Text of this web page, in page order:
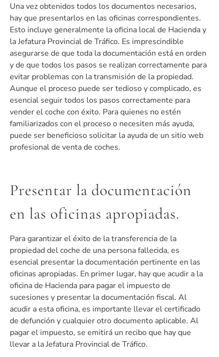
Una vez obtenidos todos los documentos necesarios,
hay que presentarlos en las oficinas correspondientes.
Esto incluye generalmente la oficina local de Hacienda y
la Jefatura Provincial de Tráfico. Es imprescindible
asegurarse de que toda la documentación está en orden
y de que todos los pasos se realizan correctamente para
evitar problemas con la transmisión de la propiedad.
Aunque el proceso puede ser tedioso y complicado, es
esencial seguir todos los pasos correctamente para
vender el coche con éxito. Para quienes no estén
familiarizados con el proceso o necesiten más ayuda,
puede ser beneficioso solicitar la ayuda de un sitio web
profesional de venta de coches.
Presentar la documentación
en las oficinas apropiadas.
Para garantizar el éxito de la transferencia de la
propiedad del coche de una persona fallecida, es
esencial presentar la documentación pertinente en las
oficinas apropiadas. En primer lugar, hay que acudir a la
oficina de Hacienda para pagar el impuesto de
sucesiones y presentar la documentación fiscal. Al
acudir a esta oficina, es importante llevar el certificado
de defunción y cualquier otro documento aplicable. Al
pagar el impuesto, se emitirá un recibo que hay que
llevar a la Jefatura Provincial de Tráfico.